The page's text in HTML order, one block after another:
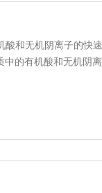
和无机阴离子的快
的有机酸和无机阴离